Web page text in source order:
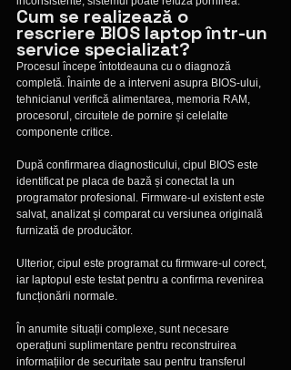
Cum se realizează o
rescriere BIOS laptop într-un
service specializat?
Procesul începe întotdeauna cu o diagnoză
completă. Înainte de a interveni asupra BIOS-ului,
tehnicianul verifică alimentarea, memoria RAM,
procesorul, circuitele de pornire și celelalte
componente critice.
După confirmarea diagnosticului, cipul BIOS este
identificat pe placa de bază și conectat la un
programator profesional. Firmware-ul existent este
salvat, analizat și comparat cu versiunea originală
furnizată de producător.
Ulterior, cipul este programat cu firmware-ul corect,
iar laptopul este testat pentru a confirma revenirea
funcționării normale.
În anumite situații complexe, sunt necesare
operațiuni suplimentare pentru reconstruirea
informațiilor de securitate sau pentru transferul